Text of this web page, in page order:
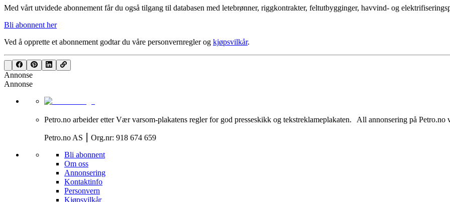
Med vårt utvidede abonnement får du også tilgang til databasen med letebrønner, riggkontrakter, feltutbygginger, havvind- og
Bli abonnent her
Ved å opprette et abonnement godtar du våre personvernreglerog kjøpsvilkår.
Annonse
Annonse
Petro.no arbeider etter Vær varsom-plakatens regler for god presseskikk og tekstreklameplakaten. All annonsering på
Petro.no AS ⎮ Org.nr: 918 674 659
Bli abonnent
Om oss
Annonsering
Kontaktinfo
Personvern
Kjøpsvilkår